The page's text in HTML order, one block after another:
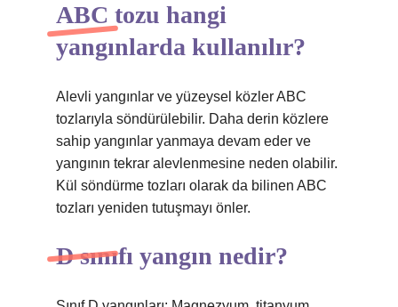
ABC tozu hangi
yangınlarda kullanılır?
Alevli yangınlar ve yüzeysel közler ABC
tozlarıyla söndürülebilir. Daha derin közlere
sahip yangınlar yanmaya devam eder ve
yangının tekrar alevlenmesine neden olabilir.
Kül söndürme tozları olarak da bilinen ABC
tozları yeniden tutuşmayı önler.
D sınıfı yangın nedir?